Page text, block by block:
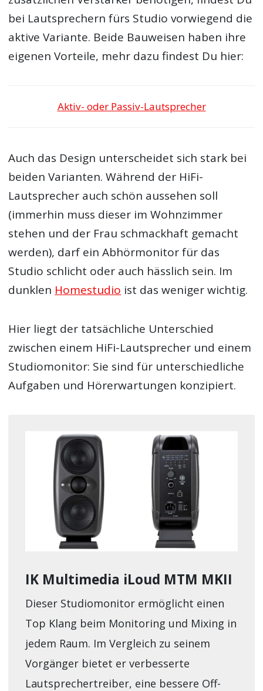
bei Lautsprechern fürs Studio vorwiegend die
aktive Variante. Beide Bauweisen haben ihre
eigenen Vorteile, mehr dazu findest Du hier:
Aktiv- oder Passiv-Lautsprecher
Auch das Design unterscheidet sich stark bei
beiden Varianten. Während der HiFi-
Lautsprecher auch schön aussehen soll
(immerhin muss dieser im Wohnzimmer
stehen und der Frau schmackhaft gemacht
werden), darf ein Abhörmonitor für das
Studio schlicht oder auch hässlich sein. Im
dunklen Homestudio ist das weniger wichtig.
Hier liegt der tatsächliche Unterschied
zwischen einem HiFi-Lautsprecher und einem
Studiomonitor: Sie sind für unterschiedliche
Aufgaben und Hörerwartungen konzipiert.
IK Multimedia iLoud MTM MKII
Dieser Studiomonitor ermöglicht einen
Top Klang beim Monitoring und Mixing in
jedem Raum. Im Vergleich zu seinem
Vorgänger bietet er verbesserte
Lautsprechertreiber, eine bessere Off-